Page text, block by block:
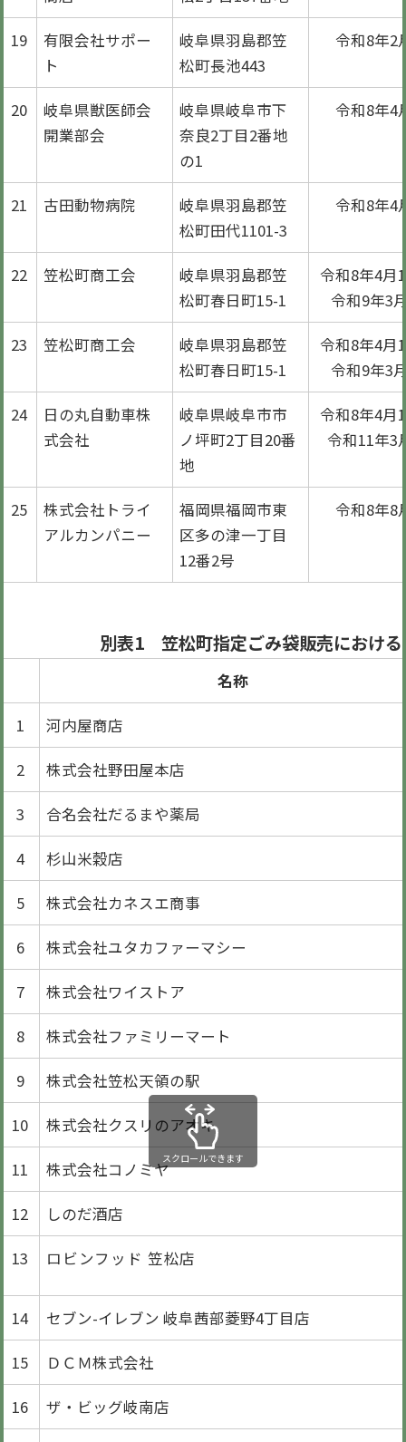
19
有限会社サポー
ト
岐阜県羽島郡笠
松町長池443
令和8年2
20
岐阜県獣医師会
開業部会
岐阜県岐阜市下
奈良2丁目2番地
の1
令和8年4
21 古田動物病院
岐阜県羽島郡笠
松町田代1101-3
令和8年4
22 笠松町商工会
岐阜県羽島郡笠
松町春日町15-1
令和8年4月
令和9年3
23 笠松町商工会
岐阜県羽島郡笠
松町春日町15-1
令和8年4月
令和9年3
24
日の丸自動車株
式会社
岐阜県岐阜市市
ノ坪町2丁目20番
地
令和8年4月
令和11年3
25
株式会社トライ
アルカンパニー
福岡県福岡市東
区多の津一丁目
12番2号
令和8年8
別表1 笠松町指定ごみ袋販売におけ
名称
1 河内屋商店
2 株式会社野田屋本店
3 合名会社だるまや薬局
4 杉山米穀店
5 株式会社カネスエ商事
6 株式会社ユタカファーマシー
7 株式会社ワイストア
8 株式会社ファミリーマート
9 株式会社笠松天領の駅
10 株式会社クスリのアオキ
11 株式会社コノミヤ
12 しのだ酒店
13 ロビンフッド 笠松店
14 セブン-イレブン 岐阜茜部菱野4丁目店
15 ＤＣＭ株式会社
16 ザ・ビッグ岐南店
スクロールできます